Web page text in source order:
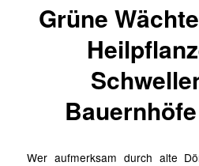
Grüne
Wer aufmerksam durch alte